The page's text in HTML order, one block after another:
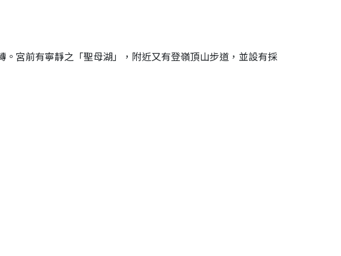
宮前有寧靜之「聖母湖」，附近又有登嶺頂山步道，並設有採